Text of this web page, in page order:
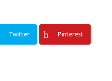
Twitter Pinterest